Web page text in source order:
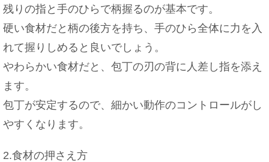
残りの指と手のひらで柄握るのが基本です。
硬い食材だと柄の後方を持ち、手のひら全体に力を入
れて握りしめると良いでしょう。
やわらかい食材だと、包丁の刃の背に人差し指を添え
ます。
包丁が安定するので、細かい動作のコントロールがし
やすくなります。
2.食材の押さえ方